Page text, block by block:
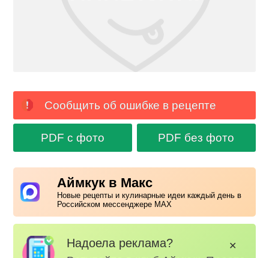
Сообщить об ошибке в рецепте
PDF с фото PDF без фото
Аймкук в Макс
Новые рецепты и кулинарные идеи каждый день в
Российском мессенджере MAX
Надоела реклама? ✕